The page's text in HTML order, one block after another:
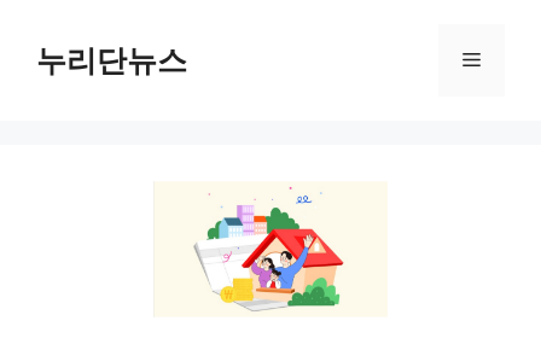
누리단뉴스 메